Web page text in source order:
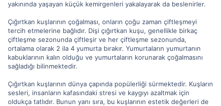
yakınında yaşayan küçük kemirgenleri yakalayarak da beslenirler.
Çığırtkan kuşlarının çoğalması, onların çoğu zaman çiftleşmeyi
tercih etmelerine bağlıdır. Dişi çığırtkan kuşu, genellikle birkaç
çiftleşme sezonunda çiftleşir ve her çiftleşme sezonunda,
ortalama olarak 2 ila 4 yumurta bırakır. Yumurtaların yumurtanın
kabuklarının kalın olduğu ve yumurtaların korunarak çoğalmasını
sağladığı bilinmektedir.
Çığırtkan kuşlarının dünya çapında popülerliği sürmektedir. Kuşların
sesleri, insanların kafasındaki stresi ve kaygıyı azaltmak için
oldukça tatlıdır. Bunun yanı sıra, bu kuşlarının estetik değerleri de